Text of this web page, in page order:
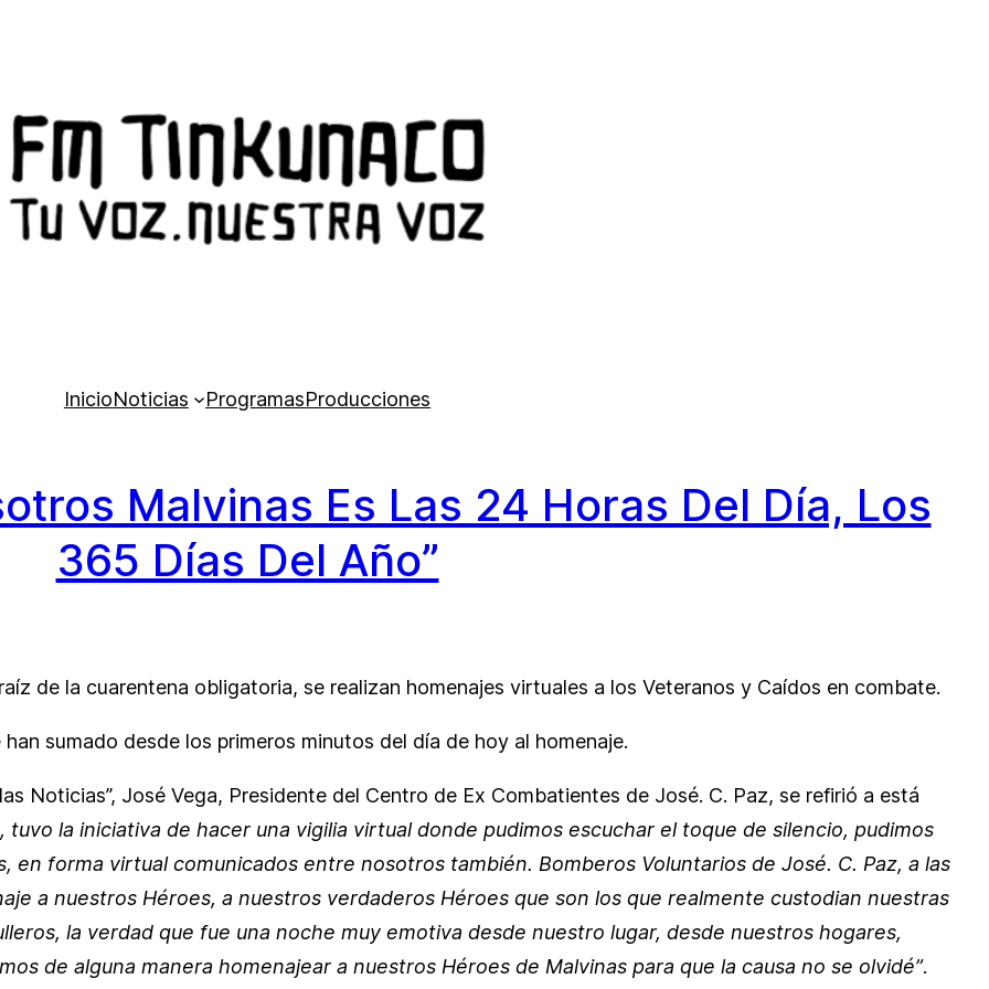
InicioNoticias ProgramasProducciones
Malvinas Es Las 24 Horas Del Día, Los
365 Días Del Año”
de la cuarentena obligatoria, se realizan homenajes virtuales a los Veteranos y Caídos en combate.
sumado desde los primeros minutos del día de hoy al homenaje.
Noticias”, José Vega, Presidente del Centro de Ex Combatientes de José. C. Paz, se refirió a está
tuvo la iniciativa de hacer una vigilia virtual donde pudimos escuchar el toque de silencio, pudimos
en forma virtual comunicados entre nosotros también. Bomberos Voluntarios de José. C. Paz, a las
a nuestros Héroes, a nuestros verdaderos Héroes que son los que realmente custodian nuestras
la verdad que fue una noche muy emotiva desde nuestro lugar, desde nuestros hogares,
de alguna manera homenajear a nuestros Héroes de Malvinas para que la causa no se olvidé”.